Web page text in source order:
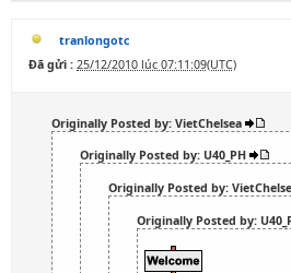
tranlongotc
Đã gửi : 25/12/2010 lúc 07:11:09(UTC)
Originally Posted by: VietChelsea
Originally Posted by: U40_PH
Originally Posted by:
Originally Posted by: